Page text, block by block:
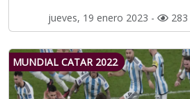
jueves, 19 enero 2023 - 283
MUNDIAL CATAR 2022